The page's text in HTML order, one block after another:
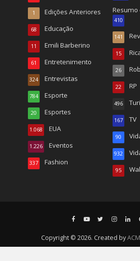
Edições Anteriores
1
Educação
68
Emili Barberino
11
Entretenimento
61
Entrevistas
324
Esporte
784
Esportes
20
EUA
1.068
Eventos
1.226
Fashion
337
Resumo
410
141
15
26
RP
22
496
TV
167
90
932
95
Copyright © 2026. Created by